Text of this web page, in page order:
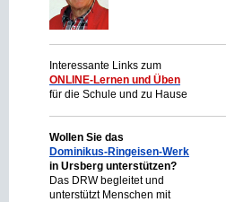
Interessante Links zum
ONLINE-Lernen und Üben
für die Schule und zu Hause
Wollen Sie das
Dominikus-Ringeisen-Werk
in Ursberg unterstützen?
Das DRW begleitet und
unterstützt Menschen mit